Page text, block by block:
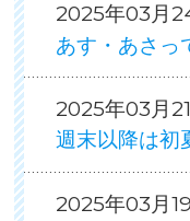
2025年03月
あす・あさっ
2025年03月
週末以降は初
2025年03月